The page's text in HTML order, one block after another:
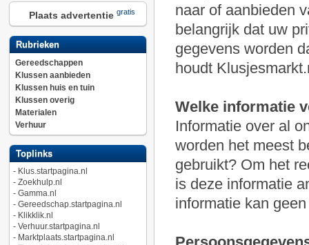
Plaats advertentie gratis
Rubrieken
Gereedschappen
Klussen aanbieden
Klussen huis en tuin
Klussen overig
Materialen
Verhuur
Toplinks
- Klus.startpagina.nl
- Zoekhulp.nl
- Gamma.nl
- Gereedschap.startpagina.nl
- Klikklik.nl
- Verhuur.startpagina.nl
- Marktplaats.startpagina.nl
naar of aanbieden
belangrijk dat uw
gegevens worden
houdt
Welke informatie
Informatie over al
worden het meest
gebruikt? Om het
is deze informatie
informatie kan